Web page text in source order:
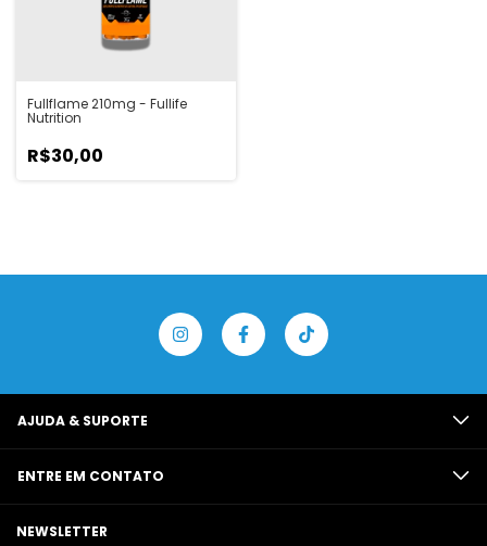
Fullflame 210mg - Fullife
Nutrition
R$30,00
AJUDA & SUPORTE
ENTRE EM CONTATO
NEWSLETTER